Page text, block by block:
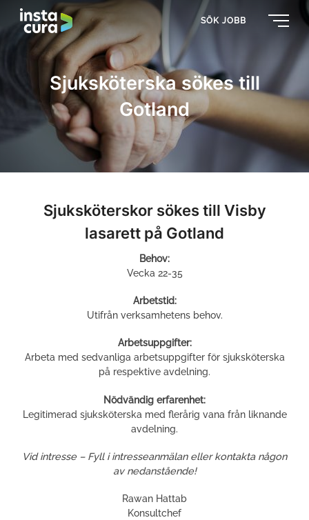
SÖK JOBB
Sjuksköterska sökes till
Gotland
Sjuksköterskor sökes till Visby
lasarett på Gotland
Behov:
Vecka 22-35
Arbetstid:
Utifrån verksamhetens behov.
Arbetsuppgifter:
Arbeta med sedvanliga arbetsuppgifter för sjuksköterska
på respektive avdelning.
Nödvändig erfarenhet:
Legitimerad sjuksköterska med flerårig vana från liknande
avdelning.
Vid intresse – Fyll i intresseanmälan eller kontakta någon
av nedanstående!
Rawan Hattab
Konsultchef